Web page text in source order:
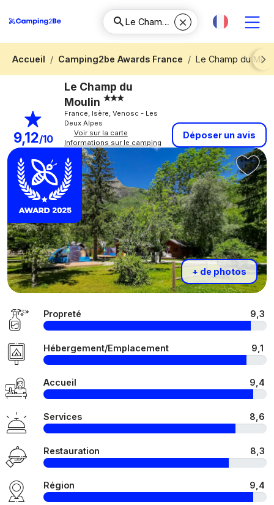
Accueil Camping2be Awards France
Le Champ du
Next
9,12/10
Le Champ du
Moulin
France, Isère, Venosc - Les
Deux Alpes
Voir sur la carte
Informations sur le camping
Déposer un avis
+ de photos
Propreté 9,3
Hébergement/Emplacement 9,1
Accueil 9,4
Services 8,6
Restauration 8,3
Région 9,4